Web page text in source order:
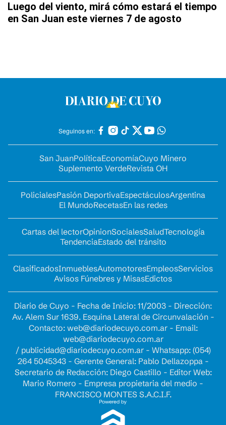
Luego del viento, mirá cómo estará el tiempo
en San Juan este viernes 7 de agosto
Seguinos en:
San JuanPolíticaEconomíaCuyo Minero
Suplemento VerdeRevista OH
PolicialesPasión DeportivaEspectáculosArgentina
El MundoRecetasEn las redes
Cartas del lectorOpinionSocialesSaludTecnología
TendenciaEstado del tránsito
ClasificadosInmueblesAutomotoresEmpleosServicios
Avisos Fúnebres y MisasEdictos
Diario de Cuyo - Fecha de Inicio: 11/2003 - Dirección:
Av. Alem Sur 1639. Esquina Lateral de Circunvalación -
Contacto: web@diariodecuyo.com.ar- Email:
web@diariodecuyo.com.ar
/ publicidad@diariodecuyo.com.ar- Whatsapp: (054)
264 5045343 - Gerente General: Pablo Dellazoppa -
Secretario de Redacción: Diego Castillo - Editor Web:
Mario Romero - Empresa propietaria del medio -
FRANCISCO MONTES S.A.C.I.F.